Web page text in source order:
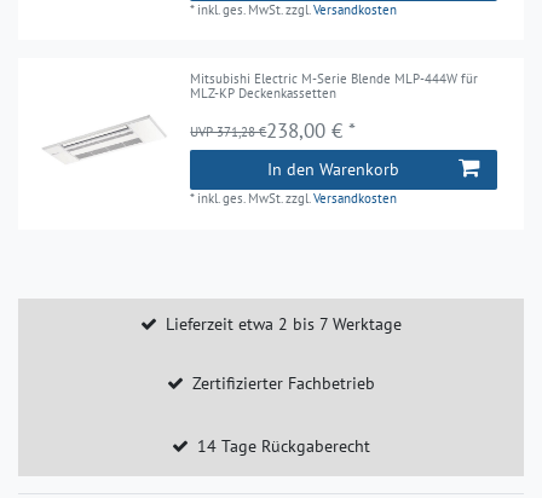
* inkl. ges. MwSt.zzgl.Versandkosten
Mitsubishi Electric M-Serie Blende MLP-444W für
MLZ-KP Deckenkassetten
UVP 371,28 €238,00 € *
In den Warenkorb
* inkl. ges. MwSt.zzgl.Versandkosten
Lieferzeit etwa 2 bis 7 Werktage
Zertifizierter Fachbetrieb
14 Tage Rückgaberecht